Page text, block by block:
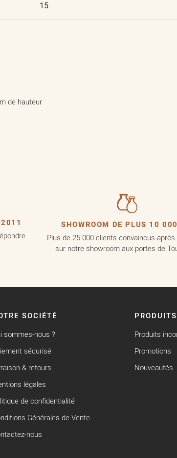
15
de hauteur
SHOWROOM DE PLUS 10
Plus de 25 000 clients convaincus
sur notre showroom aux portes de
SOCIÉTÉ
sommes-nous ?
sécurisé
& retours
légales
de confidentialité
Générales de Vente
nous
PRODUITS
Produits
Promotions
Nouveautés